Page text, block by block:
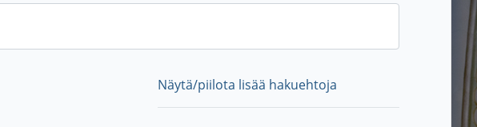
Näytä/piilota lisää hakuehtoja